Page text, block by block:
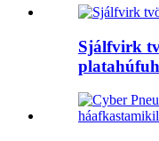
Sjálfvirk